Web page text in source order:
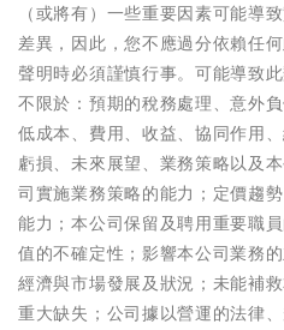
（或將有）一些重要因素可能導
差異，因此，您不應過分依賴任
聲明時必須謹慎行事。可能導致
不限於：預期的稅務處理、意外
低成本、費用、收益、協同作用
虧損、未來展望、業務策略以及
司實施業務策略的能力；定價趨
能力；本公司保留及聘用重要職
值的不確定性；影響本公司業務
經濟與市場發展及狀況；未能補
重大缺失；公司據以營運的法律